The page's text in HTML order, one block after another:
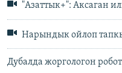
"Азаттык+": Аксаган
Нарындык ойлоп
Дубалда жоргологон